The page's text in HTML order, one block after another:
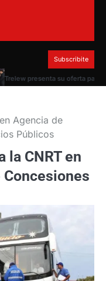
Subscribite
presenta su oferta para el
Agencia de
Públicos
la CNRT en